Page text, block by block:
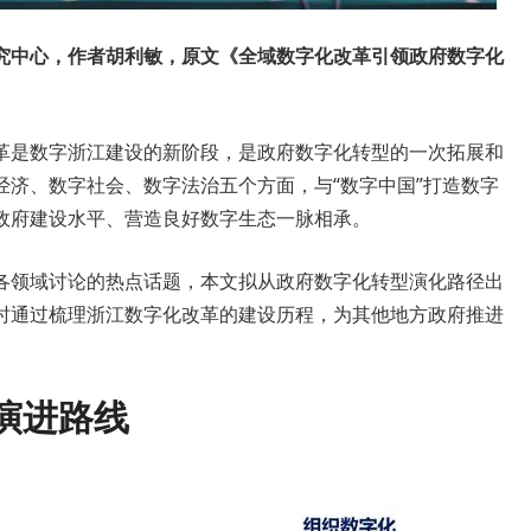
心，作者胡利敏， 原文 《全域数字化改革引领政府数字化
数字浙江建设的新阶段，是政府数字化转型的一次拓展和
、数字社会、数字法治五个方面，与“数字中国”打造数字
建设水平、营造良好数字生态一脉相承。
域讨论的热点话题，本文拟从政府数字化转型演化路径出
过梳理浙江数字化改革的建设历程，为其他地方政府推进
进路线